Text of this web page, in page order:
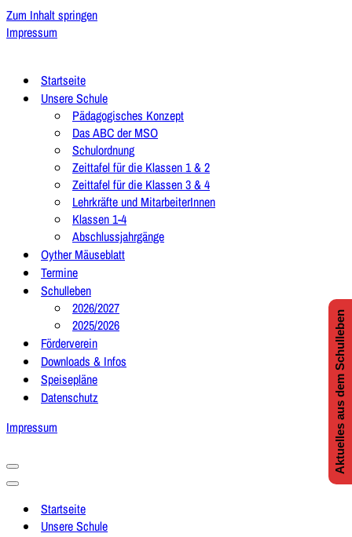
Zum Inhalt springen
Impressum
Startseite
Unsere Schule
Pädagogisches Konzept
Das ABC der MSO
Schulordnung
Zeittafel für die Klassen 1 & 2
Zeittafel für die Klassen 3 & 4
Lehrkräfte und MitarbeiterInnen
Klassen 1-4
Abschlussjahrgänge
Oyther Mäuseblatt
Termine
Schulleben
2026/2027
2025/2026
Förderverein
Downloads & Infos
Speisepläne
Datenschutz
Impressum
Navigationsmenü
Navigationsmenü
Startseite
Unsere Schule
Aktuelles aus dem Schulleben